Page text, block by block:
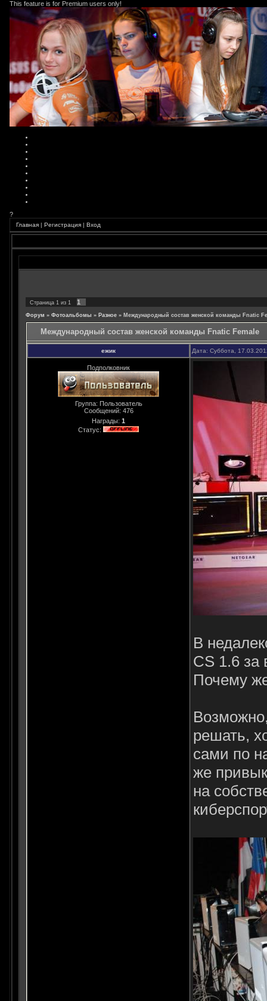
This feature is for Premium users only!
?
Главная | Регистрация | Вход
Страница 1 из 1 1
Форум » Фотоальбомы » Разное » Международный состав женской команды Fnatic
Международный состав женской команды Fnatic Female
ежик Дата: Суббота,
Подполковник
Группа: Пользователь
Сообщений: 476
Награды: 1
Статус:
В
CS 1.6 за
Почему
решать,
сами по
же
на